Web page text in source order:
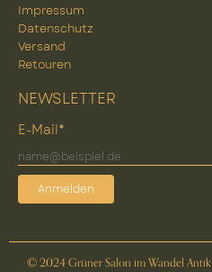
Impressum
Datenschutz
Versand
Retouren
NEWSLETTER
E-Mail*
Anmelden
© 2024 Grüner Salon im Wandel Antik